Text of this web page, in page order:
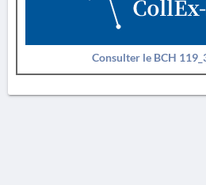
Consulter le BCH